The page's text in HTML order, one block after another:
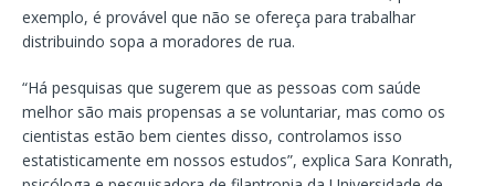
exemplo, é provável que não se ofereça para trabalhar
distribuindo sopa a moradores de rua.
“Há pesquisas que sugerem que as pessoas com saúde
melhor são mais propensas a se voluntariar, mas como os
cientistas estão bem cientes disso, controlamos isso
estatisticamente em nossos estudos”, explica Sara Konrath,